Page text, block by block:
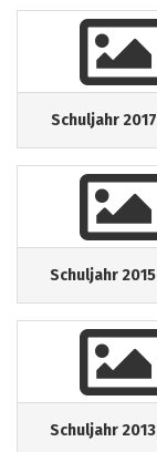
Schuljahr
Schuljahr
Schuljahr